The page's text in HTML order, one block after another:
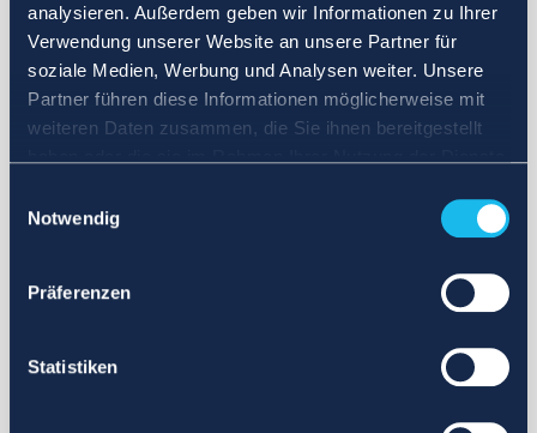
analysieren. Außerdem geben wir Informationen zu Ihrer
Verwendung unserer Website an unsere Partner für
soziale Medien, Werbung und Analysen weiter. Unsere
Partner führen diese Informationen möglicherweise mit
weiteren Daten zusammen, die Sie ihnen bereitgestellt
Notwendig
Präferenzen
Statistiken